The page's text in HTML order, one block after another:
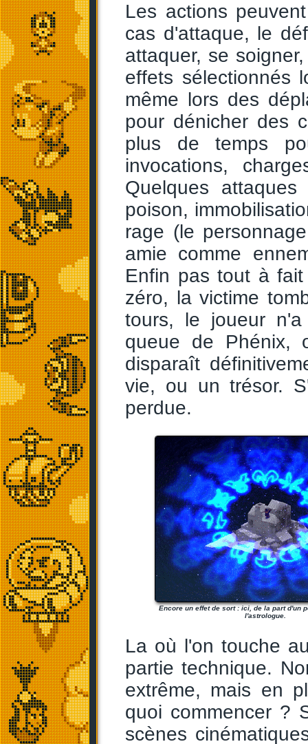
Les actions
cas d'attaque, le
attaquer, se
effets sélectionnés
même lors des
pour dénicher des
plus de temps
invocations,
Quelques
poison,
rage (le
amie comme
Enfin pas tout à
zéro, la victime
tours, le joueur
queue de Phénix,
disparaît
vie, ou un trésor.
perdue.
Encore un effet de sort : ici, de la part d'un
l'astrologue.
La où l'on touche
partie technique.
extrême, mais en
quoi commencer ?
scènes